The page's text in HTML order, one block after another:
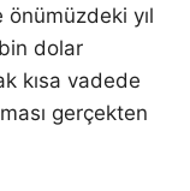
yıl
dolar
kısa vadede
gerçekten